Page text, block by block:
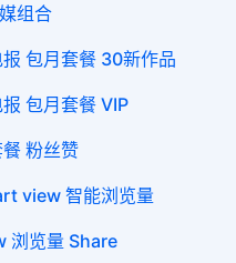
组合
包月套餐 30新作品
包月套餐 VIP
粉丝赞
view 智能浏览量
浏览量 Share